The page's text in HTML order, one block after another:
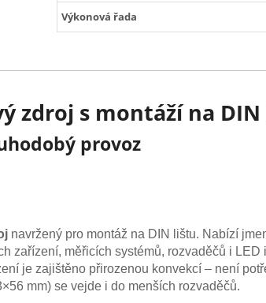
Výkonová řada
zdroj s montáží na
provoz
navržený pro montáž na DIN lištu. Nabízí
zařízení, měřicích systémů, rozvaděčů i
je zajištěno přirozenou konvekcí – není
mm) se vejde i do menších rozvaděčů.